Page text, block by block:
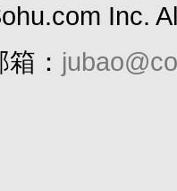
Inc.
：